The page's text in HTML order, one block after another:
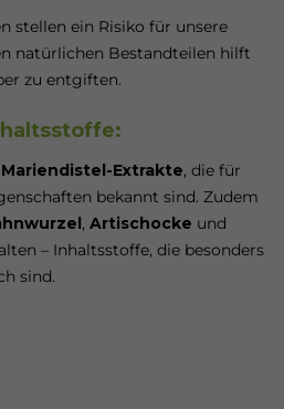
stellen ein Risiko für unsere
natürlichen Bestandteilen hilft
zu entgiften.
Mariendistel-Extrakte, die für
bekannt sind. Zudem
, Artischocke und
– Inhaltsstoffe, die besonders
sind.